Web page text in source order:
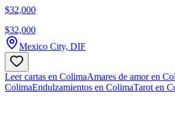
$32,000
$32,000
Mexico City, DIF
Leer cartas en ColimaAmares de amor en
ColimaEndulzamientos en ColimaTarot en